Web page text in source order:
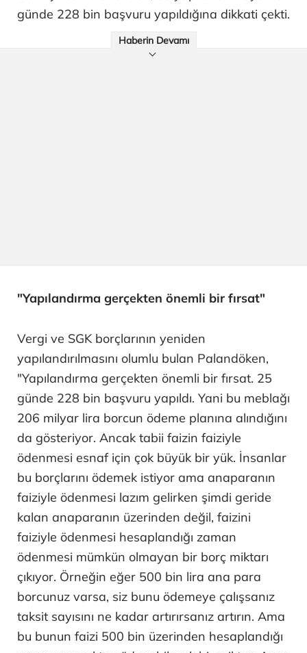
günde 228 bin başvuru yapıldığına dikkati çekti.
Haberin Devamı
"Yapılandırma gerçekten önemli bir fırsat"
Vergi ve SGK borçlarının yeniden
yapılandırılmasını olumlu bulan Palandöken,
"Yapılandırma gerçekten önemli bir fırsat. 25
günde 228 bin başvuru yapıldı. Yani bu meblağı
206 milyar lira borcun ödeme planına alındığını
da gösteriyor. Ancak tabii faizin faiziyle
ödenmesi esnaf için çok büyük bir yük. İnsanlar
bu borçlarını ödemek istiyor ama anaparanın
faiziyle ödenmesi lazım gelirken şimdi geride
kalan anaparanın üzerinden değil, faizini
faiziyle ödenmesi hesaplandığı zaman
ödenmesi mümkün olmayan bir borç miktarı
çıkıyor. Örneğin eğer 500 bin lira ana para
borcunuz varsa, siz bunu ödemeye çalışsanız
taksit sayısını ne kadar artırırsanız artırın. Ama
bu bunun faizi 500 bin üzerinden hesaplandığı